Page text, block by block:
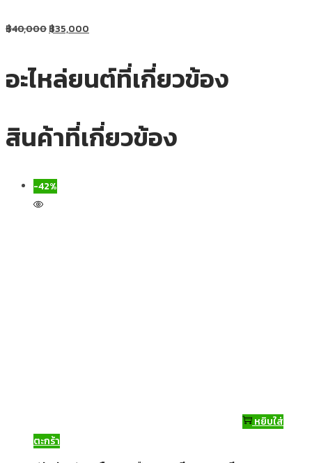
฿40,000฿35,000
อะไหล่ยนต์ที่เกี่ยวข้อง
สินค้าที่เกี่ยวข้อง
-42%
หยิบใส่
ตะกร้า